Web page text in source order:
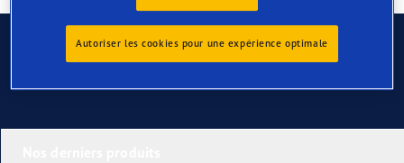
Contactez-nous
Autoriser les cookies pour une expérience optimale